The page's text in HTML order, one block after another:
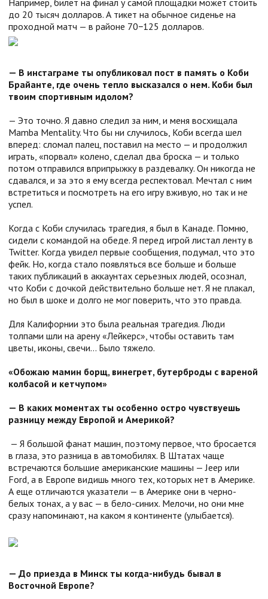
Например, билет на финал у самой площадки может стоить
до 20 тысяч долларов. А тикет на обычное сиденье на
проходной матч — в районе 70−125 долларов.
— В инстаграме ты опубликовал пост в память о Коби
Брайанте, где очень тепло высказался о нем. Коби был
твоим спортивным идолом?
— Это точно. Я давно следил за ним, и меня восхищала
Mamba Mentality. Что бы ни случилось, Коби всегда шел
вперед: сломал палец, поставил на место — и продолжил
играть, «порвал» колено, сделал два броска — и только
потом отправился вприпрыжку в раздевалку. Он никогда не
сдавался, и за это я ему всегда респектовал. Мечтал с ним
встретиться и посмотреть на его игру вживую, но так и не
успел.
Когда с Коби случилась трагедия, я был в Канаде. Помню,
сидели с командой на обеде. Я перед игрой листал ленту в
Twitter. Когда увидел первые сообщения, подумал, что это
фейк. Но, когда стало появляться все больше и больше
таких публикаций в аккаунтах серьезных людей, осознал,
что Коби с дочкой действительно больше нет. Я не плакал,
но был в шоке и долго не мог поверить, что это правда.
Для Калифорнии это была реальная трагедия. Люди
толпами шли на арену «Лейкерс», чтобы оставить там
цветы, иконы, свечи… Было тяжело.
«Обожаю мамин борщ, винегрет, бутерброды с вареной
колбасой и кетчупом»
— В каких моментах ты особенно остро чувствуешь
разницу между Европой и Америкой?
— Я большой фанат машин, поэтому первое, что бросается
в глаза, это разница в автомобилях. В Штатах чаще
встречаются большие американские машины — Jeep или
Ford, а в Европе видишь много тех, которых нет в Америке.
А еще отличаются указатели — в Америке они в черно-
белых тонах, а у вас — в бело-синих. Мелочи, но они мне
сразу напоминают, на каком я континенте (улыбается).
— До приезда в Минск ты когда-нибудь бывал в
Восточной Европе?